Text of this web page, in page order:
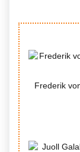
Frederik